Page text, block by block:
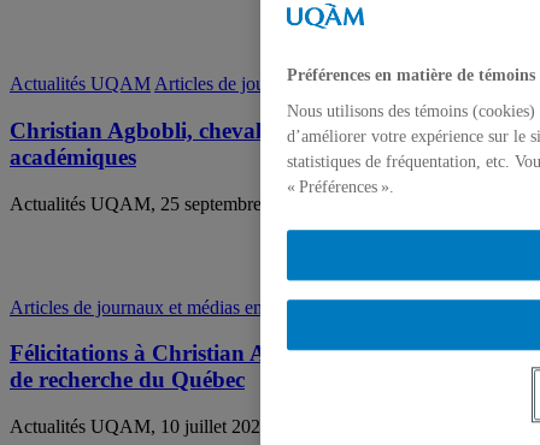
Actualités UQAM Articles de journaux et médias en ligne
Christian Agbobli, chevalier de l’Ordre des Palmes
académiques
Actualités UQAM, 25 septembre 2025,
Articles de journaux et médias en ligne
Félicitations à Christian Agbobli, nommé au Fonds
de recherche du Québec
Actualités UQAM, 10 juillet 2025,
Préférences en matière de témoins
Nous utilisons des témoins
d’améliorer votre expérience sur le
statistiques de fréquentation, etc.
« Préférences ».